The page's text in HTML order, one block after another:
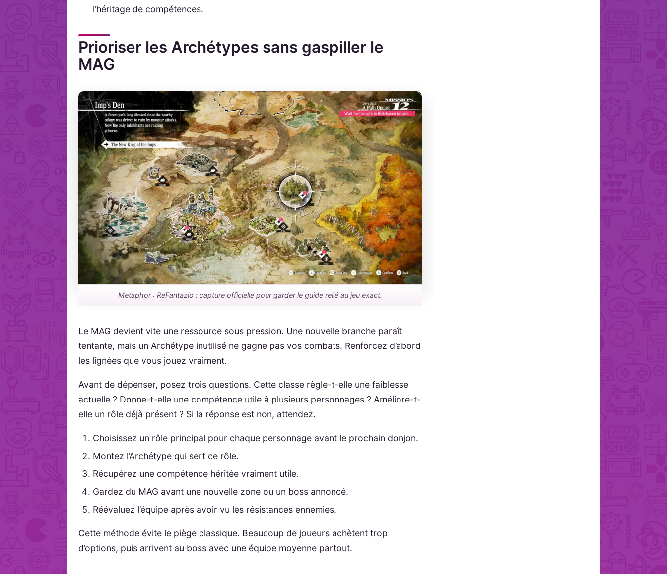
l’héritage de compétences.
Prioriser les Archétypes sans gaspiller le
MAG
Metaphor : ReFantazio : capture officielle pour garder le guide relié au jeu exact.
Le MAG devient vite une ressource sous pression. Une nouvelle branche paraît
tentante, mais un Archétype inutilisé ne gagne pas vos combats. Renforcez d’abord
les lignées que vous jouez vraiment.
Avant de dépenser, posez trois questions. Cette classe règle-t-elle une faiblesse
actuelle ? Donne-t-elle une compétence utile à plusieurs personnages ? Améliore-t-
elle un rôle déjà présent ? Si la réponse est non, attendez.
Choisissez un rôle principal pour chaque personnage avant le prochain donjon.
Montez l’Archétype qui sert ce rôle.
Récupérez une compétence héritée vraiment utile.
Gardez du MAG avant une nouvelle zone ou un boss annoncé.
Réévaluez l’équipe après avoir vu les résistances ennemies.
Cette méthode évite le piège classique. Beaucoup de joueurs achètent trop
d’options, puis arrivent au boss avec une équipe moyenne partout.